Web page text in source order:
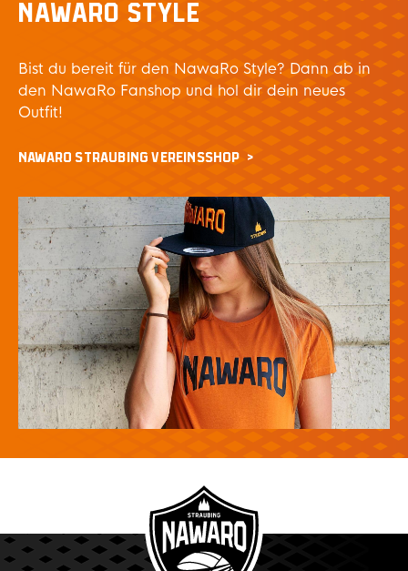
NAWARO STYLE
Bist du bereit für den NawaRo Style? Dann ab in
den NawaRo Fanshop und hol dir dein neues
Outfit!
NAWARO STRAUBING VEREINSSHOP